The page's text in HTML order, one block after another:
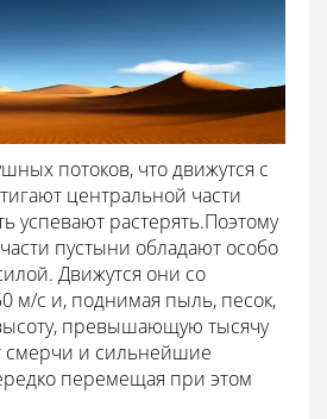
потоков, что движутся с
центральной части
успевают растерять.Поэтому
пустыни обладают особо
Движутся они со
м/с и, поднимая пыль, песок,
превышающую тысячу
смерчи и сильнейшие
перемещая при этом